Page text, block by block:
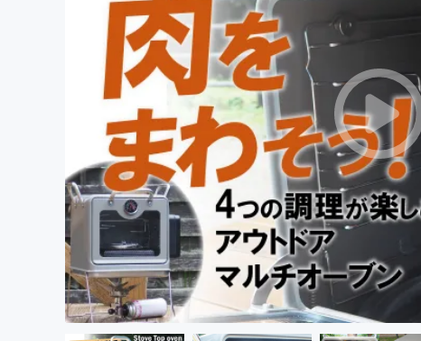
映像・映画
ビジネス・起業
まちづくり・地域活性化